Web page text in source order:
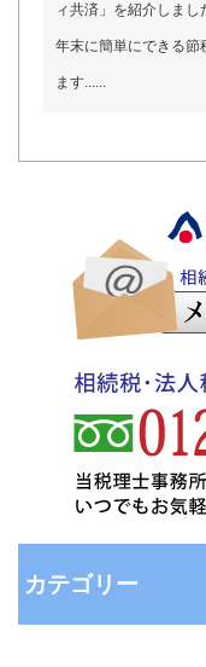
ィ共済」を紹介しま
年末に簡単にできる節
ます......
カテゴリー